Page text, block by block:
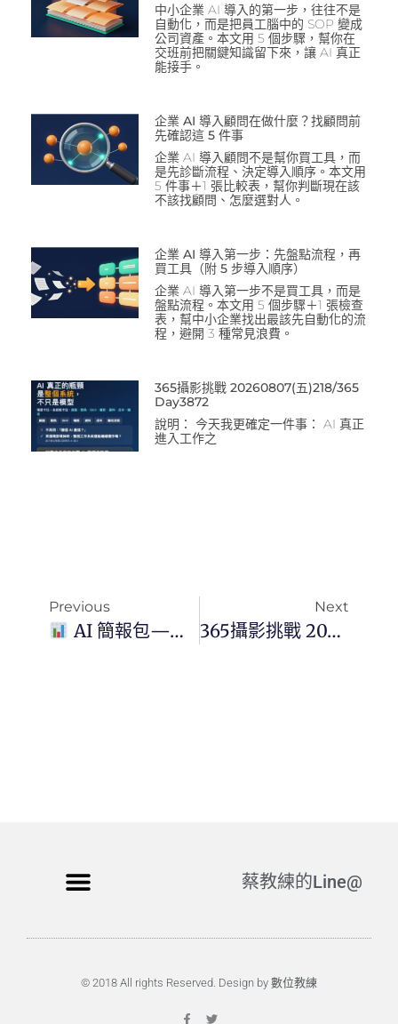
中小企業 AI 導入的第一步，往往不是
自動化，而是把員工腦中的 SOP 變成
公司資產。本文用 5 個步驟，幫你在
交班前把關鍵知識留下來，讓 AI 真正
能接手。
企業 AI 導入顧問在做什麼？找顧問前
先確認這 5 件事
企業 AI 導入顧問不是幫你買工具，而
是先診斷流程、決定導入順序。本文用
5 件事＋1 張比較表，幫你判斷現在該
不該找顧問、怎麼選對人。
企業 AI 導入第一步：先盤點流程，再
買工具（附 5 步導入順序）
企業 AI 導入第一步不是買工具，而是
盤點流程。本文用 5 個步驟＋1 張檢查
表，幫中小企業找出最該先自動化的流
程，避開 3 種常見浪費。
365攝影挑戰 20260807(五)218/365
Day3872
說明： 今天我更確定一件事： AI 真正
進入工作之
Previous
AI 簡報包——5 分鐘生成專業簡報，打趴傳統做法
Next
365攝影挑戰 20260320(五)079/365 Day3732
蔡教練的Line@
© 2018 All rights Reserved. Design by 數位教練